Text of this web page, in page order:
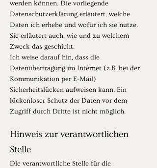
werden können. Die vorliegende
Datenschutzerklärung erläutert, welche
Daten ich erhebe und wofür ich sie nutze.
Sie erläutert auch, wie und zu welchem
Zweck das geschieht.
Ich weise darauf hin, dass die
Datenübertragung im Internet (z.B. bei der
Kommunikation per E-Mail)
Sicherheitslücken aufweisen kann. Ein
lückenloser Schutz der Daten vor dem
Zugriff durch Dritte ist nicht möglich.
Hinweis zur verantwortlichen
Stelle
Die verantwortliche Stelle für die